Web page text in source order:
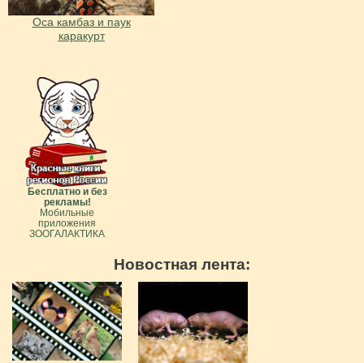
Оса камбаз и паук
каракурт
Бесплатно и без
рекламы!
Мобильные
приложения
ЗООГАЛАКТИКА
Новостная лента: